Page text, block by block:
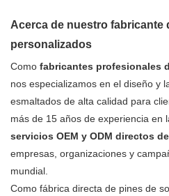
Acerca de nuestro fabricante
personalizados
Como fabricantes profesionales
nos especializamos en el diseño y
esmaltados de alta calidad para
más de 15 años de experiencia en
servicios OEM y ODM directos
empresas, organizaciones y
mundial.
Como fábrica directa de pines de